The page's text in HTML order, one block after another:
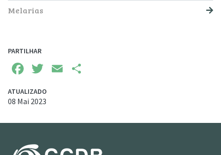
Melarias
PARTILHAR
Facebook
TwitterEmail
ATUALIZADO
08 Mai 2023